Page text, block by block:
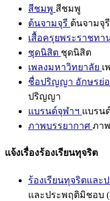
สีชมพู สีชมพู
ต้นจามจุรี ต้นจามจุรี
เสื้อครุยพระราชทา
ชุดนิสิต ชุดนิสิต
เพลงมหาวิทยาลัย เ
ชื่อปริญญา อักษรย่
ปริญญา
แบรนด์จุฬาฯ แบรน
ภาพบรรยากาศ ภา
แจ้งเรื่องร้องเรียนทุจริต
ร้องเรียนทุจริตและ
และประพฤติมิชอบ